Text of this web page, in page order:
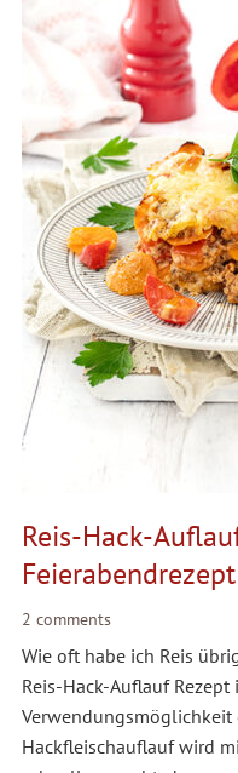
Reis-Hack-
2 comments
Wie oft habe ich Reis
Reis-Hack-Auflauf
Verwendungsmöglichkeit
Hackfleischauflauf wird